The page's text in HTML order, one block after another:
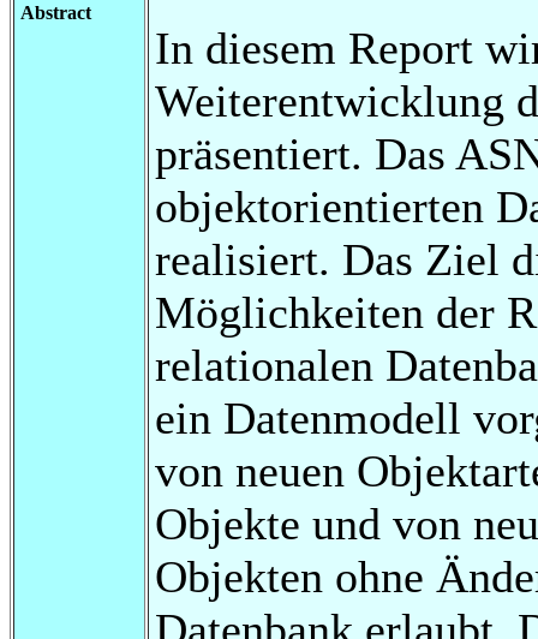
Abstract
In diesem Report
Weiterentwicklung
präsentiert. Das
objektorientierten
realisiert. Das Ziel
Möglichkeiten der
relationalen
ein Datenmodell
von neuen
Objekte und von
Objekten ohne